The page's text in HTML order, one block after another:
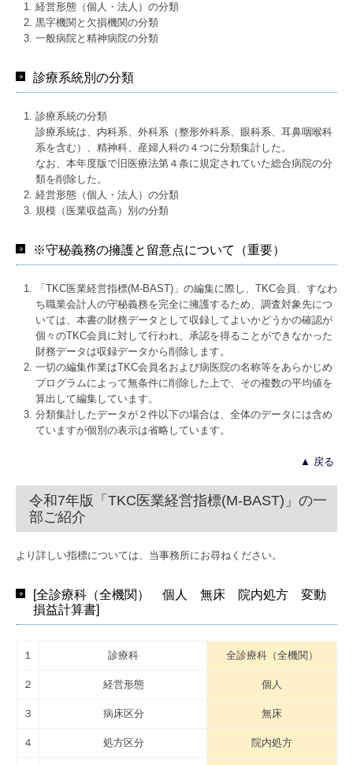
経営形態（個人・法人）の分類
黒字機関と欠損機関の分類
一般病院と精神病院の分類
診療系統別の分類
診療系統の分類
診療系統は、内科系、外科系（整形外科系、眼科系、耳鼻咽喉科
系を含む）、精神科、産婦人科の４つに分類集計した。
なお、本年度版で旧医療法第４条に規定されていた総合病院の分
類を削除した。
経営形態（個人・法人）の分類
規模（医業収益高）別の分類
※守秘義務の擁護と留意点について（重要）
「TKC医業経営指標(M-BAST)」の編集に際し、TKC会員、すなわ
ち職業会計人の守秘義務を完全に擁護するため、調査対象先につ
いては、本書の財務データとして収録してよいかどうかの確認が
個々のTKC会員に対して行われ、承認を得ることができなかった
財務データは収録データから削除します。
一切の編集作業はTKC会員名および病医院の名称等をあらかじめ
プログラムによって無条件に削除した上で、その複数の平均値を
算出して編集しています。
分類集計したデータが２件以下の場合は、全体のデータには含め
ていますが個別の表示は省略しています。
▲ 戻る
令和7年版「TKC医業経営指標(M-BAST)」の一
部ご紹介
より詳しい指標については、当事務所にお尋ねください。
[全診療科（全機関） 個人 無床 院内処方 変動
損益計算書]
１ 診療科 全診療科（全機関）
２ 経営形態 個人
３ 病床区分 無床
４ 処方区分 院内処方